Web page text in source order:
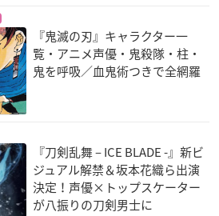
『鬼滅の刃』キャラクター一
覧・アニメ声優・鬼殺隊・柱・
鬼を呼吸／血鬼術つきで全網羅
『刀剣乱舞 – ICE BLADE -』新ビ
ジュアル解禁＆坂本花織ら出演
決定！声優×トップスケーター
が八振りの刀剣男士に